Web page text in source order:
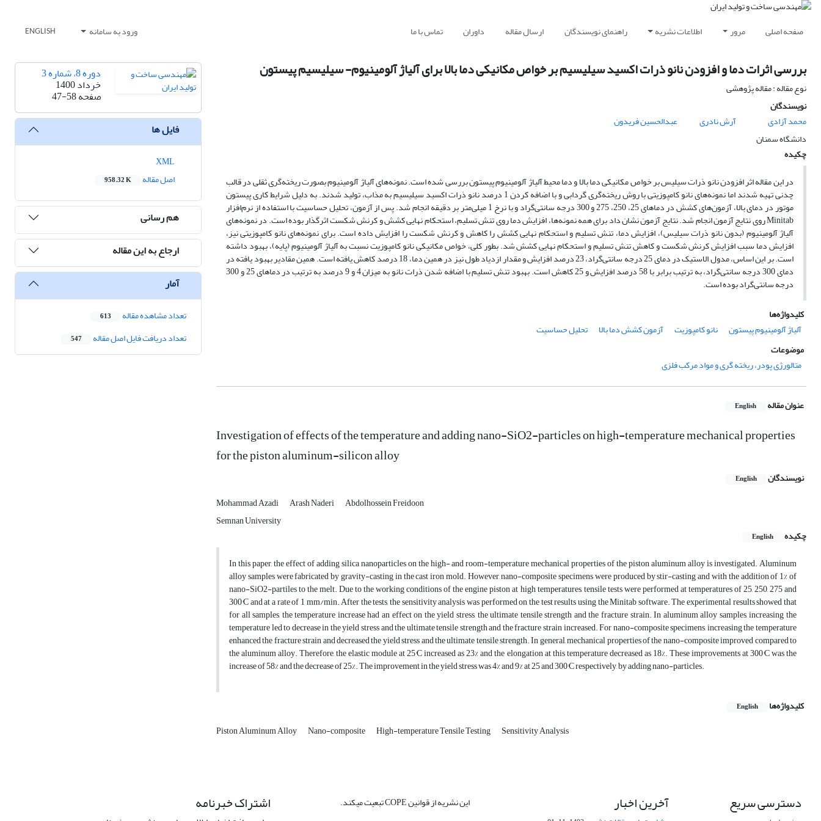
صفحه اصلی مرور اطلاعات نشریه راهنمای نویسندگان ارسال مقاله داوران تماس با ما ورود به سامانه ENGLISH
بررسی اثرات دما و افزودن نانو ذرات اکسید سیلیسیم بر خواص مکانیکی دما بالا برای آلیاژ آلومینیوم- سیلیسیم پیستون
نوع مقاله : مقاله پژوهشی
نویسندگان
محمد آزادی
آرش نادری
عبدالحسین فریدون
دانشگاه سمنان
چکیده
در این مقاله اثر افزودن نانو ذرات سیلیس بر خواص مکانیکی دما بالا و دما محیط آلیاژ آلومینیوم پیستون بررسی شده است. نمونه‌های آلیاژ آلومینیوم بصورت ریخته‌گری ثقلی در قالب
چدنی تهیه شدند اما نمونه‌های نانو کامپوزیتی با روش ریخته‌گری گردابی و با اضافه کردن 1 درصد نانو ذرات اکسید سیلیسیم به مذاب، تولید شدند. به دلیل شرایط کاری پیستون
موتور در دمای بالا، آزمون‌های کشش در دماهای 25، 250، 275 و 300 درجه سانتی‌گراد و با نرخ 1 میلی‌متر بر دقیقه انجام شد. پس از آزمون، تحلیل حساسیت با استفاده از نرم‌افزار
Minitab روی نتایج آزمون انجام شد. نتایج آزمون نشان داد برای همه نمونه‌ها، افزایش دما روی تنش تسلیم، استحکام نهایی کشش و کرنش شکست اثرگذار بوده است. در نمونه‌های
آلیاژ آلومینیوم (بدون نانو ذرات سیلیس)، افزایش دما، تنش تسلیم و استحکام نهایی کشش را کاهش و کرنش شکست را افزایش داده است. برای نمونه‌های نانو کامپوزیتی نیز،
افزایش دما سبب افزایش کرنش شکست و کاهش تنش تسلیم و استحکام نهایی کشش شد. بطور کلی، خواص مکانیکی نانو کامپوزیت نسبت به آلیاژ آلومینیوم (پایه)، بهبود داشته
است. بر این اساس، مدول الاستیک در دمای 25 درجه سانتی‌گراد، 23 درصد افزایش و مقدار ازدیاد طول نیز در همین دما، 18 درصد کاهش یافته است. همین مقادیر بهبود یافته در
دمای 300 درجه سانتی‌گراد، به ترتیب برابر با 58 درصد افزایش و 25 کاهش است. بهبود تنش تسلیم با اضافه شدن ذرات نانو به میزان 4 و 9 درصد به ترتیب در دماهای 25 و 300
درجه سانتی‌گراد بوده است.
کلیدواژه‌ها
آلیاژ آلومینیوم پیستون
نانو کامپوزیت آزمون کشش دما بالا
تحلیل حساسیت
موضوعات
متالورژی پودر، ریخته گری و مواد مرکب فلزی
عنوان مقاله English
Investigation of effects of the temperature and adding nano-SiO2-particles on high-temperature mechanical properties
for the piston aluminum-silicon alloy
نویسندگان English
Mohammad Azadi Arash Naderi
Abdolhossein Freidoon
Semnan University
چکیده
English
In this paper, the effect of adding silica nanoparticles on the high- and room-temperature mechanical properties of the piston aluminum alloy is investigated. Aluminum
alloy samples were fabricated by gravity-casting in the cast iron mold. However, nano-composite specimens were produced by stir-casting and with the addition of 1% of
nano-SiO2-partiles to the melt. Due to the working conditions of the engine piston at high temperatures, tensile tests were performed at temperatures of 25, 250, 275 and
300°C and at a rate of 1 mm/min. After the tests, the sensitivity analysis was performed on the test results using the Minitab software. The experimental results showed that
for all samples, the temperature increase had an effect on the yield stress, the ultimate tensile strength and the fracture strain. In aluminum alloy samples, increasing the
temperature led to decrease in the yield stress and the ultimate tensile strength and the fracture strain increased. For nano-composite specimens, increasing the temperature
enhanced the fracture strain and decreased the yield stress and the ultimate tensile strength. In general, mechanical properties of the nano-composite improved compared to
the aluminum alloy. Therefore, the elastic module at 25°C increased as 23% and the elongation at this temperature decreased as 18%. These improvements at 300°C was the
increase of 58% and the decrease of 25%. The improvement in the yield stress was 4% and 9% at 25 and 300°C respectively, by adding nano-particles.
کلیدواژه‌ها English
Piston Aluminum Alloy Nano-composite High-temperature Tensile Testing Sensitivity Analysis
دوره 8، شماره 3
خرداد 1400
صفحه47-58
فایل ها
اصل مقاله
958.32 K
هم رسانی
ارجاع به این مقاله
آمار
تعداد مشاهده مقاله 613
تعداد دریافت فایل اصل مقاله 547
دسترسی سریع آخرین اخبار این نشریه از قوانین COPE تبعیت میکند. اشتراک خبرنامه